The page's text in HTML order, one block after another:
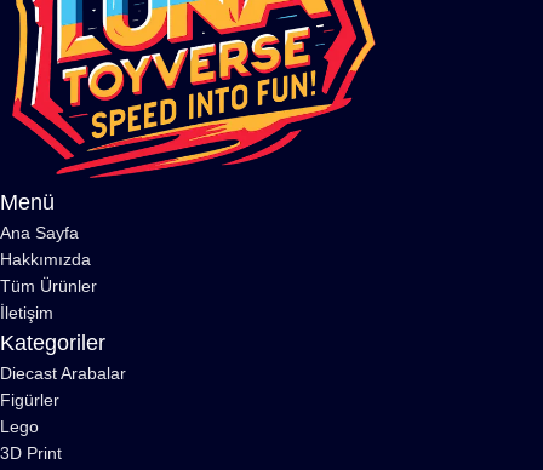
Menü
Ana Sayfa
Hakkımızda
Tüm Ürünler
İletişim
Kategoriler
Diecast Arabalar
Figürler
Lego
3D Print